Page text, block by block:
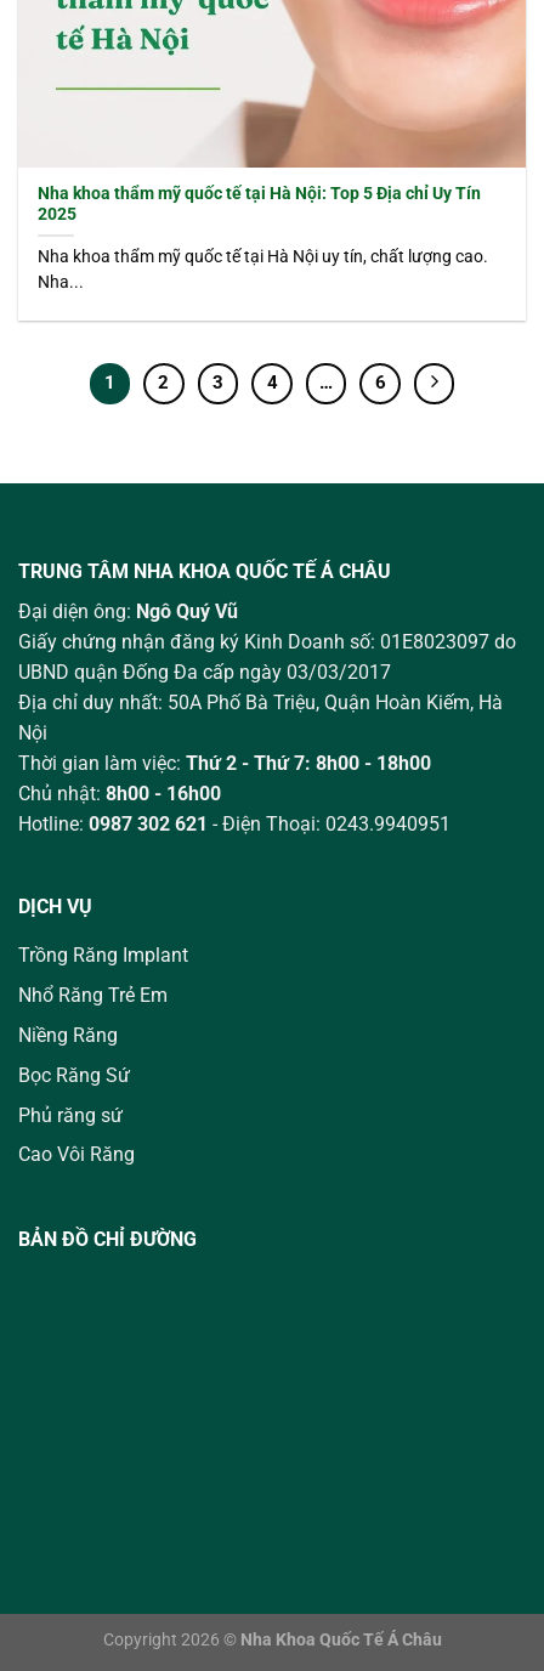
Nha khoa thẩm mỹ quốc tế tại Hà Nội: Top 5 Địa chỉ Uy Tín
2025
Nha khoa thẩm mỹ quốc tế tại Hà Nội uy tín, chất lượng cao.
Nha...
1 2 3 4 … 6
TRUNG TÂM NHA KHOA QUỐC TẾ Á CHÂU
Đại diện ông: Ngô Quý Vũ
Giấy chứng nhận đăng ký Kinh Doanh số: 01E8023097 do
UBND quận Đống Đa cấp ngày 03/03/2017
Địa chỉ duy nhất: 50A Phố Bà Triệu, Quận Hoàn Kiếm, Hà
Nội
Thời gian làm việc: Thứ 2 - Thứ 7: 8h00 - 18h00
Chủ nhật: 8h00 - 16h00
Hotline: 0987 302 621 - Điện Thoại: 0243.9940951
DỊCH VỤ
Trồng Răng Implant
Nhổ Răng Trẻ Em
Niềng Răng
Bọc Răng Sứ
Phủ răng sứ
Cao Vôi Răng
BẢN ĐỒ CHỈ ĐƯỜNG
Copyright 2026 © Nha Khoa Quốc Tế Á Châu